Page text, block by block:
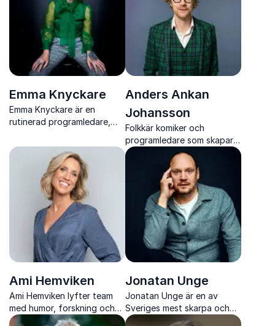
Emma Knyckare
Emma Knyckare är en
rutinerad programledare,
kombinerar humor, skärpa
och publik kontakt.
Anders Ankan
Johansson
Folkkär komiker och
programledare som skapar
engagerande quiz, humor
och interaktiv underhållning
för alla typer av publik.
Ami Hemviken
Ami Hemviken lyfter team
med humor, forskning och
tydliga verktyg för bättre
Jonatan Unge
Jonatan Unge är en av
Sveriges mest skarpa och
underhållande komiker med